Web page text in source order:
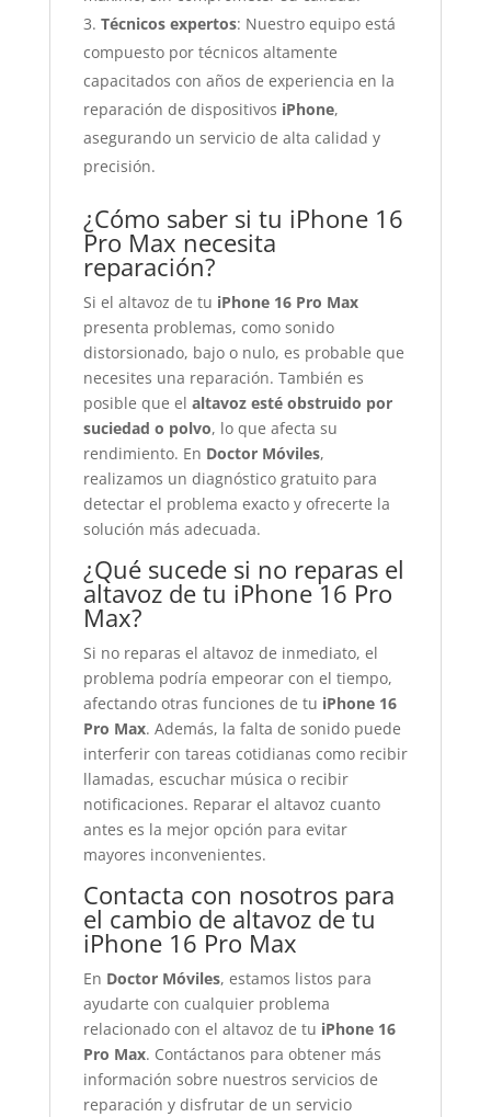
Técnicos expertos: Nuestro equipo está
compuesto por técnicos altamente
capacitados con años de experiencia en la
reparación de dispositivos iPhone,
asegurando un servicio de alta calidad y
precisión.
¿Cómo saber si tu iPhone 16
Pro Max necesita
reparación?
Si el altavoz de tu iPhone 16 Pro Max
presenta problemas, como sonido
distorsionado, bajo o nulo, es probable que
necesites una reparación. También es
posible que el altavoz esté obstruido por
suciedad o polvo, lo que afecta su
rendimiento. En Doctor Móviles,
realizamos un diagnóstico gratuito para
detectar el problema exacto y ofrecerte la
solución más adecuada.
¿Qué sucede si no reparas el
altavoz de tu iPhone 16 Pro
Max?
Si no reparas el altavoz de inmediato, el
problema podría empeorar con el tiempo,
afectando otras funciones de tu iPhone 16
Pro Max. Además, la falta de sonido puede
interferir con tareas cotidianas como recibir
llamadas, escuchar música o recibir
notificaciones. Reparar el altavoz cuanto
antes es la mejor opción para evitar
mayores inconvenientes.
Contacta con nosotros para
el cambio de altavoz de tu
iPhone 16 Pro Max
En Doctor Móviles, estamos listos para
ayudarte con cualquier problema
relacionado con el altavoz de tu iPhone 16
Pro Max. Contáctanos para obtener más
información sobre nuestros servicios de
reparación y disfrutar de un servicio